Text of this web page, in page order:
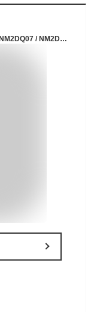
★配送無料★[THE NORTH FACE] BACKPACK NM2DQ07 / NM2DQ04 韓国限定 日本未入荷 ホワイトラベル 中学生 高校生 大学生 男女兼用 シンプルミニポーチトートバック付き お得 韓国 正規品 30L 25L 2024バージョン変更ノースフェイス リュック